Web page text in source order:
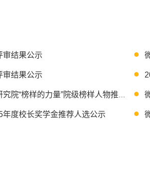
审结果公示
审结果公示
度校长奖学金推荐人选公示